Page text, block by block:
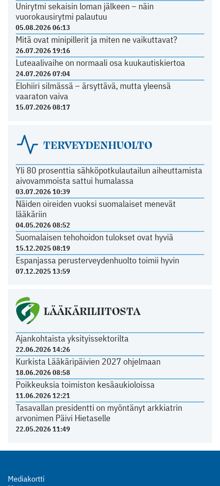
Unirytmi sekaisin loman jälkeen – näin
vuorokausirytmi palautuu
05.08.2026 06:13
Mitä ovat minipillerit ja miten ne vaikuttavat?
26.07.2026 19:16
Luteaalivaihe on normaali osa kuukautiskiertoa
24.07.2026 07:04
Elohiiri silmässä – ärsyttävä, mutta yleensä
vaaraton vaiva
15.07.2026 08:17
TERVEYDENHUOLTO
Yli 80 prosenttia sähköpotkulautailun aiheuttamista
aivovammoista sattui humalassa
03.07.2026 10:39
Näiden oireiden vuoksi suomalaiset menevät
lääkäriin
04.05.2026 08:52
Suomalaisen tehohoidon tulokset ovat hyviä
15.12.2025 08:19
Espanjassa perusterveydenhuolto toimii hyvin
07.12.2025 13:59
LÄÄKÄRILIITOSTA
Ajankohtaista yksityissektorilta
22.06.2026 14:26
Kurkista Lääkäripäivien 2027 ohjelmaan
18.06.2026 08:58
Poikkeuksia toimiston kesäaukioloissa
11.06.2026 12:21
Tasavallan presidentti on myöntänyt arkkiatrin
arvonimen Päivi Hietaselle
22.05.2026 11:49
Mediakortti